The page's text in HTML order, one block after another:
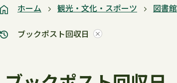
ホーム 観光・文化・スポーツ 図書館
ブックポスト回収日